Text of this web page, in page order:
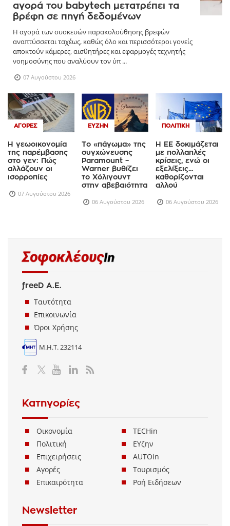
αγορά του babytech μετατρέπει τα
βρέφη σε πηγή δεδομένων
Η αγορά των συσκευών παρακολούθησης βρεφών
αναπτύσσεται ταχέως, καθώς όλο και περισσότεροι γονείς
αποκτούν κάμερες, αισθητήρες και εφαρμογές τεχνητής
νοημοσύνης που αναλύουν τον ύπ ...
07 Αυγούστου 2026
ΑΓΟΡΈΣ
Η γεωοικονομία
της παρέμβασης
στο γεν: Πώς
αλλάζουν οι
ισορροπίες
07 Αυγούστου 2026
ΕΥΖΗΝ
Το «πάγωμα» της
συγχώνευσης
Paramount –
Warner βυθίζει
το Χόλιγουντ
στην αβεβαιότητα
06 Αυγούστου 2026
ΠΟΛΙΤΙΚΉ
Η ΕΕ δοκιμάζεται
με πολλαπλές
κρίσεις, ενώ οι
εξελίξεις...
καθορίζονται
αλλού
06 Αυγούστου 2026
freeD Α.Ε.
Ταυτότητα
Επικοινωνία
Όροι Χρήσης
Μ.Η.Τ. 232114
Κατηγορίες
Οικονομία
Πολιτική
Επιχειρήσεις
Αγορές
Επικαιρότητα
TECHin
ΕΥζην
AUTOin
Τουρισμός
Ροή Ειδήσεων
Newsletter